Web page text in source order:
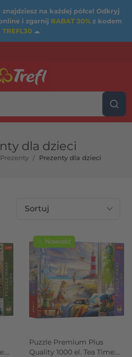
na każdej półce! Odkryj
i zgarnij RABAT 30% z kodem
TREFL30 ☁
dla dzieci
Prezenty / Prezenty dla dzieci
Sortuj wg
☆ Nowość
Puzzle Premium Plus
Quality 1000 el. Tea Time: